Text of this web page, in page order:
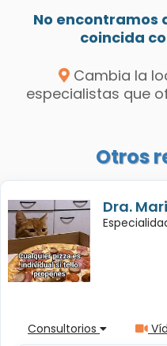
No encontramos
coincida
Cambia la
especialistas que
Otros
Dra.
Consultorios